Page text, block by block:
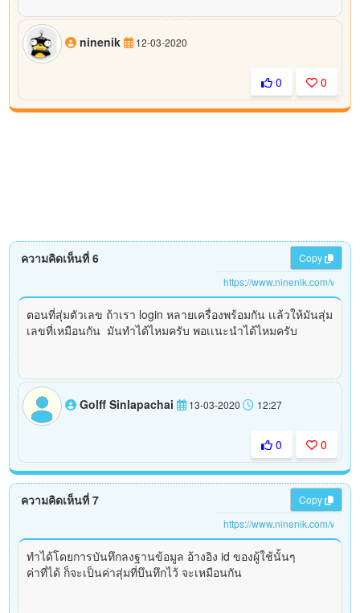
ninenik 12-03-2020
0 0
ความคิดเห็นที่ 6 Copy
ตอนที่สุ่มตัวเลข ถ้าเรา login หลายเครื่องพร้อมกัน เเล้วให้มันสุ่ม
เลขที่เหมือนกัน มันทำได้ไหมครับ พอเเนะนำได้ไหมครับ
Golff Sinlapachai 13-03-2020 12:27
0 0
ความคิดเห็นที่ 7 Copy
ทำได้โดยการบันทึกลงฐานข้อมูล อ้างอิง id ของผู้ใช้นั้นๆ
ค่าที่ได้ ก็จะเป็นค่าสุ่มที่บึนทึกไว้ จะเหมือนกัน